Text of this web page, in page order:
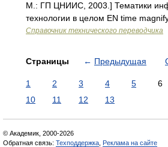
М.: ГП ЦНИИС, 2003.] Тематики
технологии в целом EN time
Справочник технического переводчика
Страницы ← Предыдущая
1 2 3 4 5 6
10
11 12 13
© Академик, 2000-2026
Обратная связь: Техподдержка Реклама на сайте